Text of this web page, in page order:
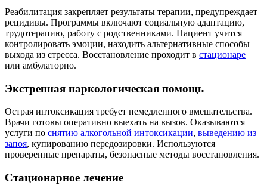
Реабилитация закрепляет результаты терапии, предупреждает
рецидивы. Программы включают социальную адаптацию,
трудотерапию, работу с родственниками. Пациент учится
контролировать эмоции, находить альтернативные способы
выхода из стресса. Восстановление проходит в стационаре
или амбулаторно.
Экстренная наркологическая помощь
Острая интоксикация требует немедленного вмешательства.
Врачи готовы оперативно выехать на вызов. Оказываются
услуги по снятию алкогольной интоксикации, выведению из
запоя, купированию передозировки. Используются
проверенные препараты, безопасные методы восстановления.
Стационарное лечение